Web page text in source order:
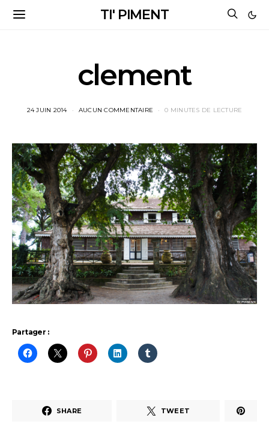
TI' PIMENT
clement
24 JUIN 2014 AUCUN COMMENTAIRE 0 MINUTES DE LECTURE
Partager :
SHARE TWEET